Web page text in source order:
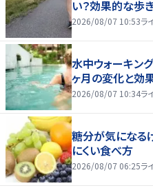
い？効果的な歩
2026/08/07 10:53ラ
水中ウォーキン
ヶ月の変化と効
2026/08/07 10:34ラ
糖分が気になる
にくい食べ方
2026/08/07 06:25ラ